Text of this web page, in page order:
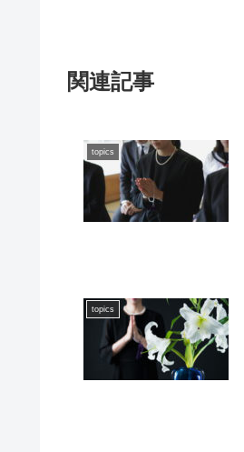
関連記事
topics
topics